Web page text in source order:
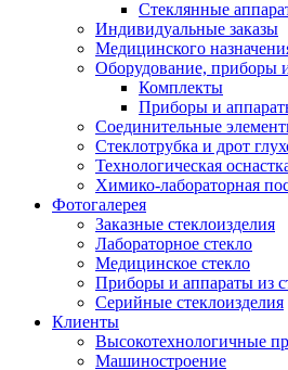
Стеклянные
Индивидуальные заказы
Медицинского
Оборудование, приборы
Комплекты
Приборы и
Соединительные
Стеклотрубка и дрот
Технологическая
Химико-лабораторная
Фотогалерея
Заказные стеклоизделия
Лабораторное стекло
Медицинское стекло
Приборы и аппараты из
Серийные стеклоизделия
Клиенты
Высокотехнологичные
Машиностроение